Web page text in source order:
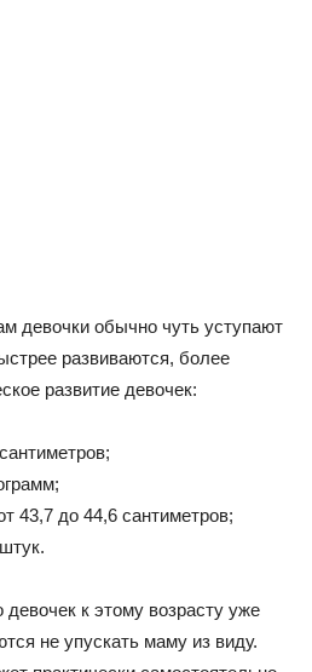
девочки обычно чуть уступают
развиваются, более
развитие девочек:
43,7 до 44,6 сантиметров;
к этому возрасту уже
не упускать маму из виду.